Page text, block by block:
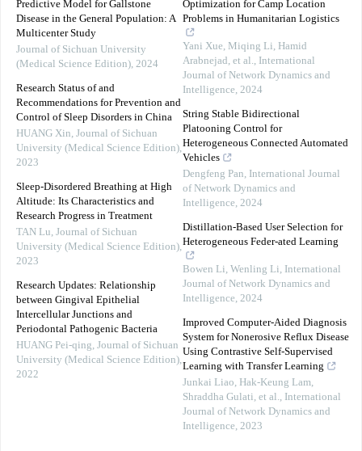
Predictive Model for Gallstone
Disease in the General Population: A
Multicenter Study
Journal of Sichuan University
(Medical Science Edition), 2024
Research Status of and
Recommendations for Prevention and
Control of Sleep Disorders in China
HUANG Xin, Journal of Sichuan
University (Medical Science Edition),
2023
Sleep-Disordered Breathing at High
Altitude: Its Characteristics and
Research Progress in Treatment
TAN Lu, Journal of Sichuan
University (Medical Science Edition),
2023
Research Updates: Relationship
between Gingival Epithelial
Intercellular Junctions and
Periodontal Pathogenic Bacteria
HUANG Pei-qing, Journal of Sichuan
University (Medical Science Edition),
2022
Optimization for Camp Location
Problems in Humanitarian Logistics
Yani Xue, Miqing Li, Hamid
Arabnejad, et al., International
Journal of Network Dynamics and
Intelligence, 2024
String Stable Bidirectional
Platooning Control for
Heterogeneous Connected Automated
Vehicles
Dengfeng Pan, International Journal
of Network Dynamics and
Intelligence, 2024
Distillation-Based User Selection for
Heterogeneous Feder-ated Learning
Bowen Li, Wenling Li, International
Journal of Network Dynamics and
Intelligence, 2024
Improved Computer-Aided Diagnosis
System for Nonerosive Reflux Disease
Using Contrastive Self-Supervised
Learning with Transfer Learning
Junkai Liao, Hak‐Keung Lam,
Shraddha Gulati, et al., International
Journal of Network Dynamics and
Intelligence, 2023